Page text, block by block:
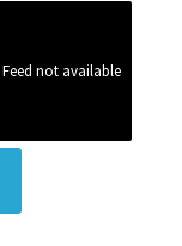
Feed not available